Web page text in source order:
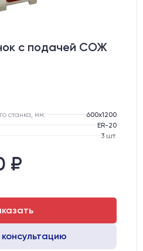
с подачей СОЖ
станка, мм:
600х1200
ER-20
3 шт.
₽